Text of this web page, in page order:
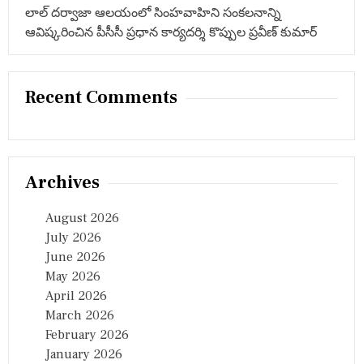
లాల్ దర్వాజా ఆలయంలో సింహవాహిని సంకలనాన్ని
ఆవిష్కరించిన పీసీసీ ప్రధాన కార్యదర్శి కొప్పుల ప్రవీణ్ కుమార్
Recent Comments
Archives
August 2026
July 2026
June 2026
May 2026
April 2026
March 2026
February 2026
January 2026